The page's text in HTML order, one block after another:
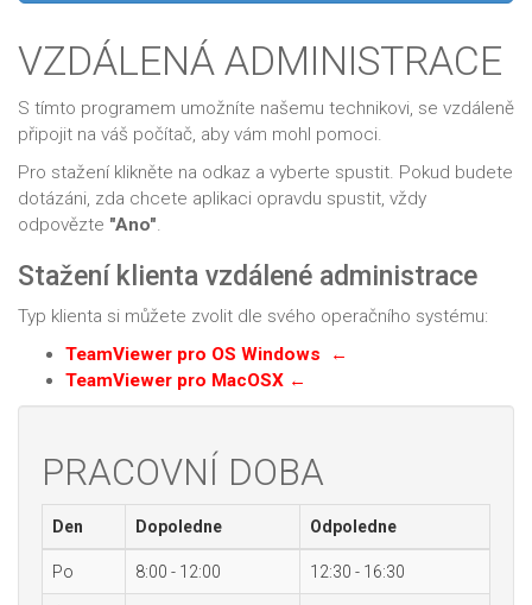
VZDÁLENÁ ADMINISTRACE
S tímto programem umožníte našemu technikovi, se vzdáleně
připojit na váš počítač, aby vám mohl pomoci.
Pro stažení klikněte na odkaz a vyberte spustit. Pokud budete
dotázáni, zda chcete aplikaci opravdu spustit, vždy
odpovězte "Ano".
Stažení klienta vzdálené administrace
Typ klienta si můžete zvolit dle svého operačního systému:
TeamViewer pro OS Windows
←
TeamViewer pro MacOSX ←
PRACOVNÍ DOBA
Den Dopoledne Odpoledne
Po 8:00 - 12:00 12:30 - 16:30